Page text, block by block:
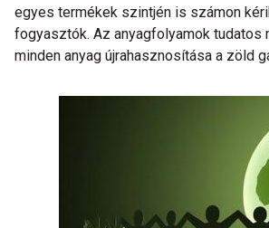
egyes termékek szintjén is számon
fogyasztók. Az anyagfolyamok tudatos
minden anyag újrahasznosítása a zöld